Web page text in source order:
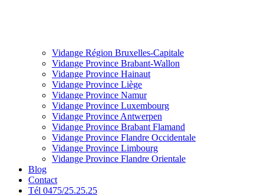
Vidange Région Bruxelles-Capitale
Vidange Province Brabant-Wallon
Vidange Province Hainaut
Vidange Province Liège
Vidange Province Namur
Vidange Province Luxembourg
Vidange Province Antwerpen
Vidange Province Brabant Flamand
Vidange Province Flandre Occidentale
Vidange Province Limbourg
Vidange Province Flandre Orientale
Blog
Contact
Tél 0475/25.25.25